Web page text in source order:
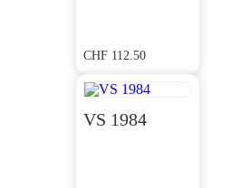
CHF 112.50
VS 1984